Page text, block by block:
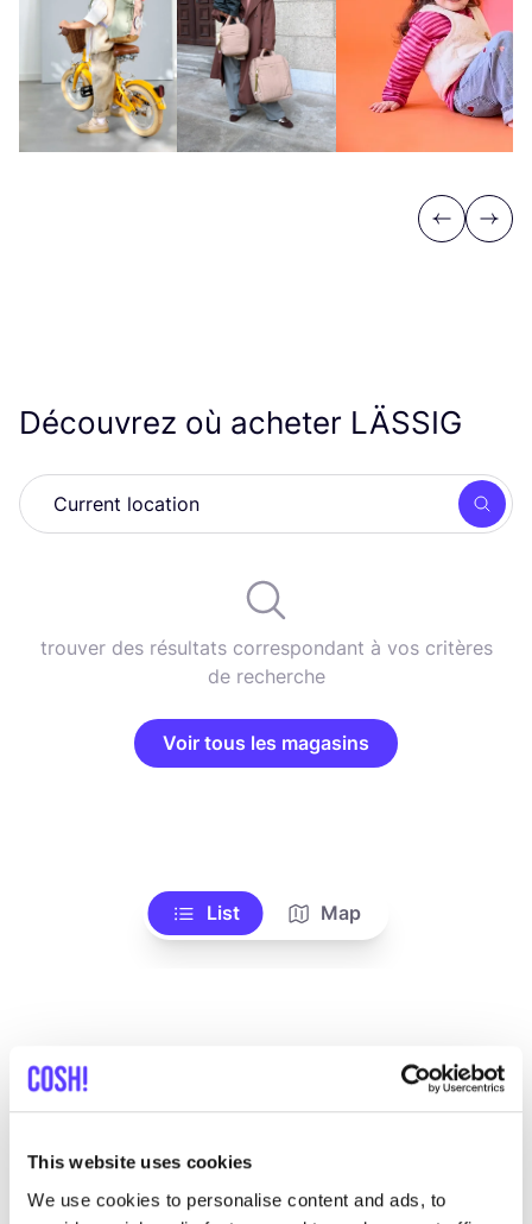
This website uses cookies
We use cookies to personalise content and ads, to
Previous
Next
Découvrez où acheter LÄSSIG
trouver des résultats correspondant à vos critères
de recherche
Voir tous les magasins
List Map
Autres marques